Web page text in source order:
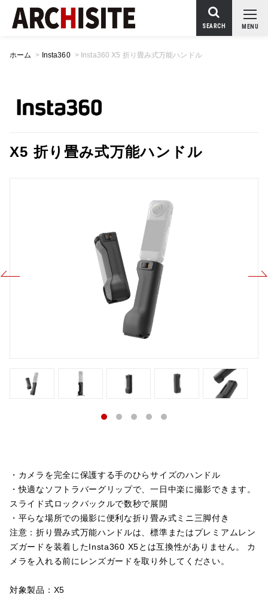
MENU
SEARCH
ホーム > Insta360 > Insta360 X5 折り畳み式万能ハンドル
X5 折り畳み式万能ハンドル
・カメラを完全に保護する手のひらサイズのハンドル
・快適なソフトラバーグリップで、一日中楽に撮影できます。
スライド式ロックバックルで数秒で展開
・平らな場所での撮影に便利な折り畳み式ミニ三脚付き
注意：折り畳み式万能ハンドルは、標準またはプレミアムレン
ズガードを装着したInsta360 X5とは互換性がありません。 カ
メラを入れる前にレンズガードを取り外してください。
対象製品：X5